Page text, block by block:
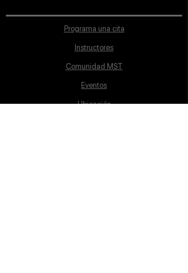
Programa una cita
Instructores
Comunidad MST
Eventos
Ubicación